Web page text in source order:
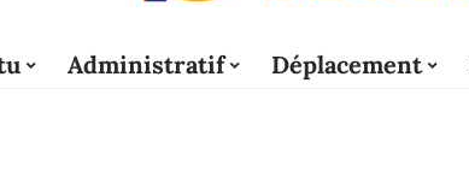
Administratif Déplacement